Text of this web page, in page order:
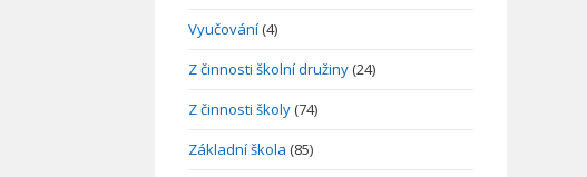
Vyučování (4)
Z činnosti školní družiny (24)
Z činnosti školy (74)
Základní škola (85)